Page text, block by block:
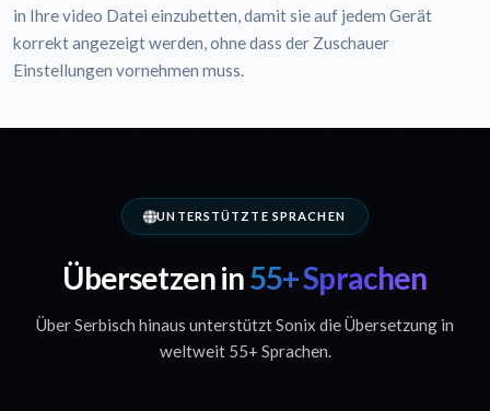
in Ihre video Datei einzubetten, damit sie auf jedem Gerät
korrekt angezeigt werden, ohne dass der Zuschauer
Einstellungen vornehmen muss.
UNTERSTÜTZTE SPRACHEN
Übersetzen in55+ Sprachen
Über Serbisch hinaus unterstützt Sonix die Übersetzung in
weltweit 55+ Sprachen.